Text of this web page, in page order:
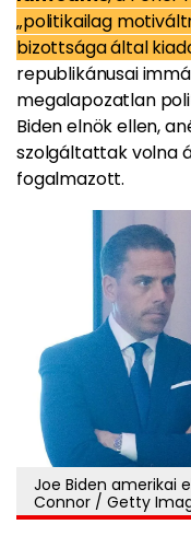
„politikailag
bizottsága által
republikánusai
megalapozatlan
Biden elnök ellen,
szolgáltattak volna
fogalmazott.
Joe Biden amerikai
Connor / Getty